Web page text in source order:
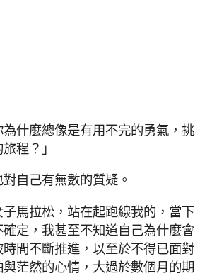
什麼總像是有用不完的勇氣，挑
程？」
自己有無數的質疑。
馬拉松，站在起跑線我的，當下
定，我甚至不知道自己為什麼會
間不斷推進，以至於不得已面對
茫然的心情，大過於數個月的期